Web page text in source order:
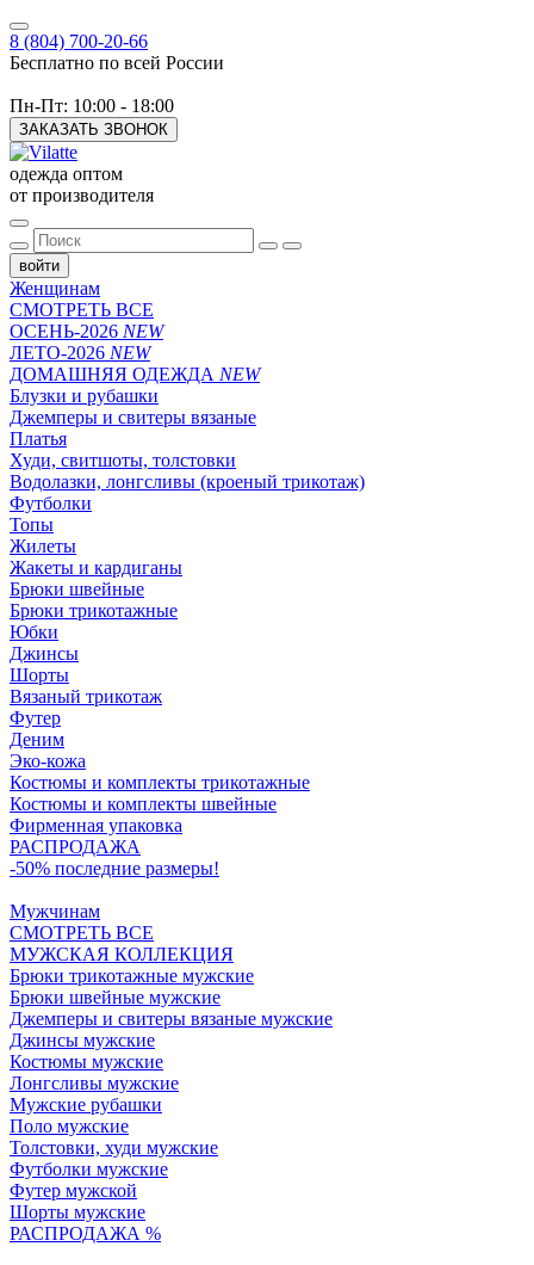
8 (804) 700-20-66
Бесплатно по всей России
Пн-Пт: 10:00 - 18:00
ЗАКАЗАТЬ ЗВОНОК
одежда оптом
от производителя
войти
Женщинам
СМОТРЕТЬ ВСЕ
ОСЕНЬ-2026 NEW
ЛЕТО-2026 NEW
ДОМАШНЯЯ ОДЕЖДА NEW
Блузки и рубашки
Джемперы и свитеры вязаные
Платья
Худи, свитшоты, толстовки
Водолазки, лонгсливы (кроеный трикотаж)
Футболки
Топы
Жилеты
Жакеты и кардиганы
Брюки швейные
Брюки трикотажные
Юбки
Джинсы
Шорты
Вязаный трикотаж
Футер
Деним
Эко-кожа
Костюмы и комплекты трикотажные
Костюмы и комплекты швейные
Фирменная упаковка
РАСПРОДАЖА
-50% последние размеры!
Мужчинам
СМОТРЕТЬ ВСЕ
МУЖСКАЯ КОЛЛЕКЦИЯ
Брюки трикотажные мужские
Брюки швейные мужские
Джемперы и свитеры вязаные мужские
Джинсы мужские
Костюмы мужские
Лонгсливы мужские
Мужские рубашки
Поло мужские
Толстовки, худи мужские
Футболки мужские
Футер мужской
Шорты мужские
РАСПРОДАЖА %